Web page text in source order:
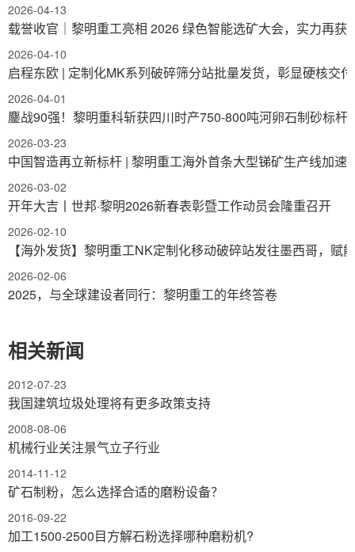
2026-04-13
载誉收官｜黎明重工亮相 2026 绿色智能选矿大会，实力再获
2026-04-10
启程东欧 | 定制化MK系列破碎筛分站批量发货，彰显硬核交
2026-04-01
鏖战90强！黎明重科斩获四川时产750-800吨河卵石制砂标杆
2026-03-23
中国智造再立新标杆 | 黎明重工海外首条大型锑矿生产线加速
2026-03-02
开年大吉丨世邦·黎明2026新春表彰暨工作动员会隆重召开
2026-02-10
【海外发货】黎明重工NK定制化移动破碎站发往墨西哥，赋
2026-02-06
2025，与全球建设者同行：黎明重工的年终答卷
相关新闻
2012-07-23
我国建筑垃圾处理将有更多政策支持
2008-08-06
机械行业关注景气立子行业
2014-11-12
矿石制粉，怎么选择合适的磨粉设备？
2016-09-22
加工1500-2500目方解石粉选择哪种磨粉机?